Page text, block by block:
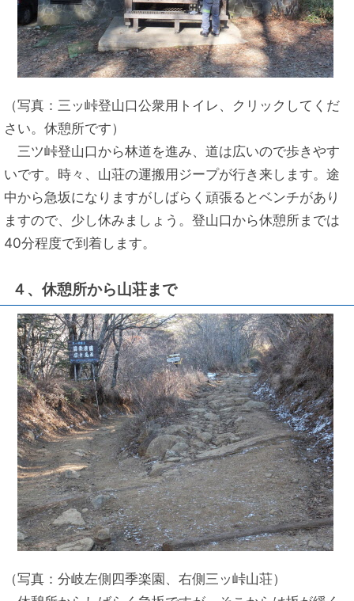
（写真：三ッ峠登山口公衆用トイレ、クリックしてくだ
さい。休憩所です）
三ツ峠登山口から林道を進み、道は広いので歩きやす
いです。時々、山荘の運搬用ジープが行き来します。途
中から急坂になりますがしばらく頑張るとベンチがあり
ますので、少し休みましょう。登山口から休憩所までは
40分程度で到着します。
４、休憩所から山荘まで
（写真：分岐左側四季楽園、右側三ッ峠山荘）